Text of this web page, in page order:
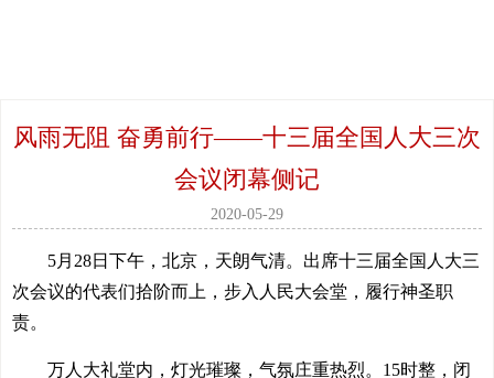
风雨无阻 奋勇前行——十三届全国人大三次
会议闭幕侧记
2020-05-29
5月28日下午，北京，天朗气清。出席十三届全国人大三
次会议的代表们拾阶而上，步入人民大会堂，履行神圣职
责。
万人大礼堂内，灯光璀璨，气氛庄重热烈。15时整，闭